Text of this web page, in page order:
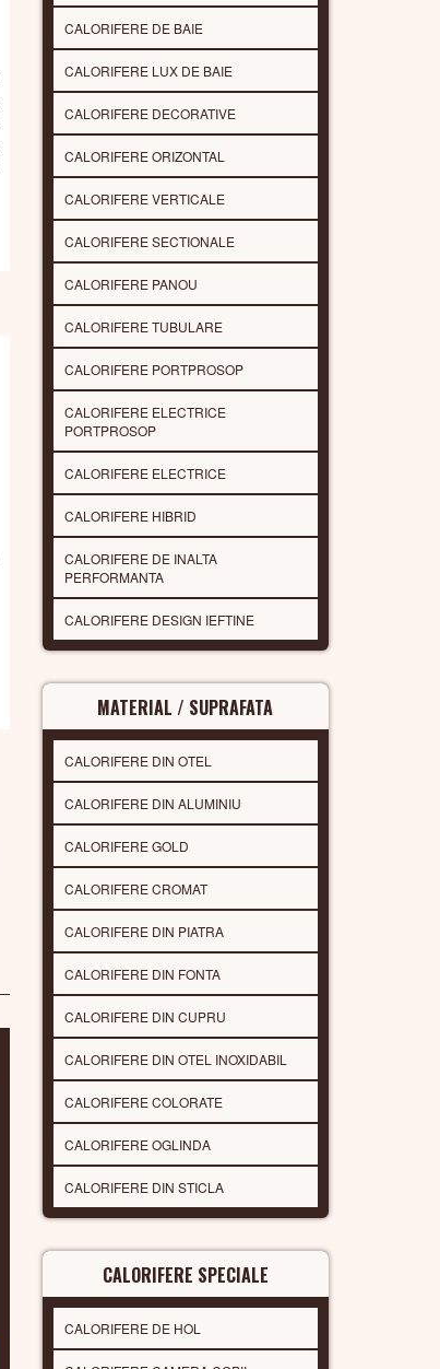
CALORIFERE DE BAIE
CALORIFERE LUX DE BAIE
CALORIFERE DECORATIVE
CALORIFERE ORIZONTAL
CALORIFERE VERTICALE
CALORIFERE SECTIONALE
CALORIFERE PANOU
CALORIFERE TUBULARE
CALORIFERE PORTPROSOP
CALORIFERE ELECTRICE
PORTPROSOP
CALORIFERE ELECTRICE
CALORIFERE HIBRID
CALORIFERE DE INALTA
PERFORMANTA
CALORIFERE DESIGN IEFTINE
MATERIAL / SUPRAFATA
CALORIFERE DIN OTEL
CALORIFERE DIN ALUMINIU
CALORIFERE GOLD
CALORIFERE CROMAT
CALORIFERE DIN PIATRA
CALORIFERE DIN FONTA
CALORIFERE DIN CUPRU
CALORIFERE DIN OTEL INOXIDABIL
CALORIFERE COLORATE
CALORIFERE OGLINDA
CALORIFERE DIN STICLA
CALORIFERE SPECIALE
CALORIFERE DE HOL